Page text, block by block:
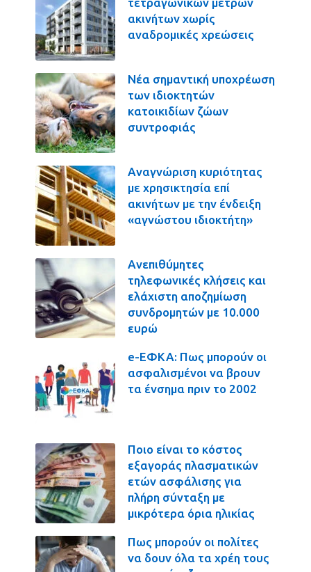
ακινήτων χωρίς
αναδρομικές χρεώσεις
Νέα σημαντική υποχρέωση
των ιδιοκτητών
κατοικιδίων ζώων
συντροφιάς
Αναγνώριση κυριότητας
με χρησικτησία επί
ακινήτων με την ένδειξη
«αγνώστου ιδιοκτήτη»
Ανεπιθύμητες
τηλεφωνικές κλήσεις και
ελάχιστη αποζημίωση
συνδρομητών με 10.000
ευρώ
e-ΕΦΚΑ: Πως μπορούν οι
ασφαλισμένοι να βρουν
τα ένσημα πριν το 2002
Ποιο είναι το κόστος
εξαγοράς πλασματικών
ετών ασφάλισης για
πλήρη σύνταξη με
μικρότερα όρια ηλικίας
Πως μπορούν οι πολίτες
να δουν όλα τα χρέη τους